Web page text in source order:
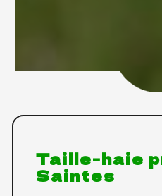
Taille-haie
Saintes